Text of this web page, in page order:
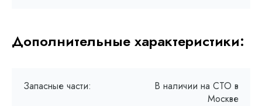
Дополнительные характеристики:
Запасные части:
В наличии на СТО в
Москве